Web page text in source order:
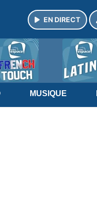
EN DIRECT
MUSIQUE